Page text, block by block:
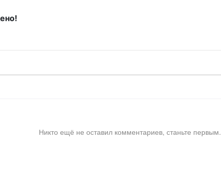
Никто ещё не оставил комментариев, станьте первым.